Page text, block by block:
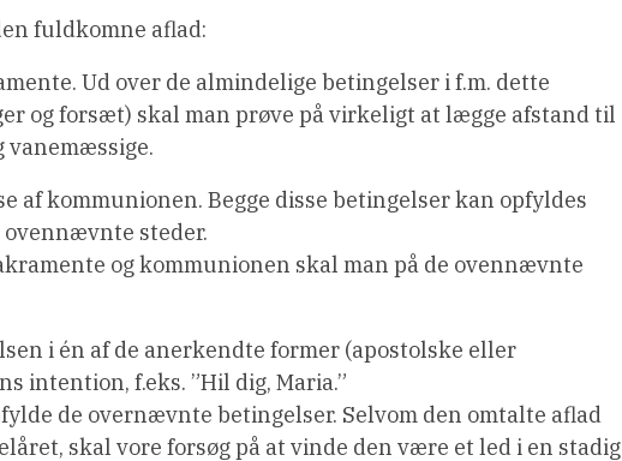
fuldkomne aflad:
Ud over de almindelige betingelser i f.m. dette
og forsæt) skal man prøve på virkeligt at lægge afstand til
vanemæssige.
af kommunionen. Begge disse betingelser kan opfyldes
steder.
og kommunionen skal man på de ovennævnte
i én af de anerkendte former (apostolske eller
intention, f.eks. ”Hil dig, Maria.”
de overnævnte betingelser. Selvom den omtalte aflad
skal vore forsøg på at vinde den være et led i en stadig